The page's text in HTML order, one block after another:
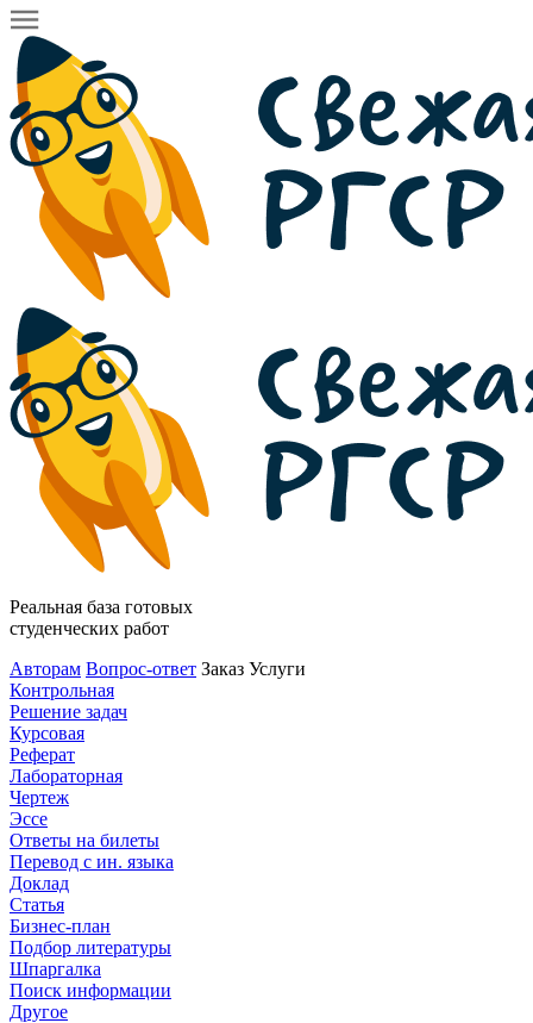
Реальная база готовых
студенческих работ
Авторам Вопрос-ответ Заказ Услуги
Контрольная
Решение задач
Курсовая
Реферат
Лабораторная
Чертеж
Эссе
Ответы на билеты
Перевод с ин. языка
Доклад
Статья
Бизнес-план
Подбор литературы
Шпаргалка
Поиск информации
Другое